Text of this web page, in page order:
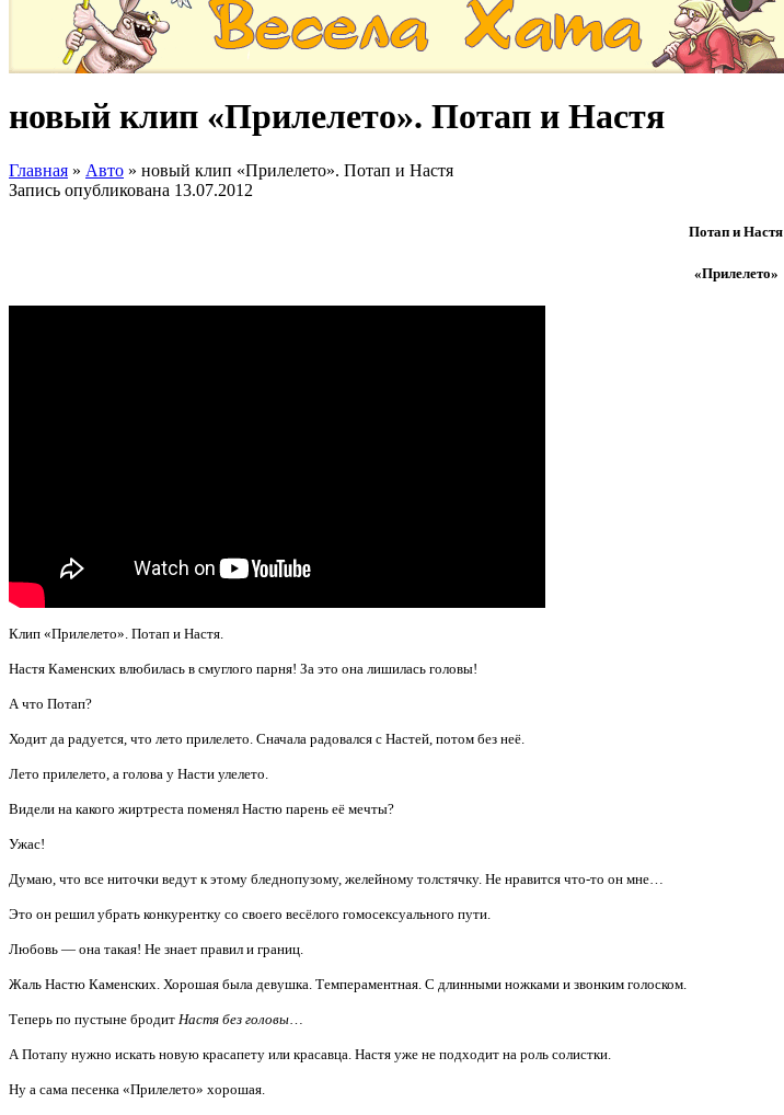
новый клип «Прилелето». Потап и Настя
Главная » Авто » новый клип «Прилелето». Потап и Настя
Запись опубликована 13.07.2012
Потап и Настя
«Прилелето»
Клип «Прилелето». Потап и Настя.
Настя Каменских влюбилась в смуглого парня! За это она лишилась головы!
А что Потап?
Ходит да радуется, что лето прилелето. Сначала радовался с Настей, потом без неё.
Лето прилелето, а голова у Насти улелето.
Видели на какого жиртреста поменял Настю парень её мечты?
Ужас!
Думаю, что все ниточки ведут к этому бледнопузому, желейному толстячку. Не нравится что-то он мне…
Это он решил убрать конкурентку со своего весёлого гомосексуального пути.
Любовь — она такая! Не знает правил и границ.
Жаль Настю Каменских. Хорошая была девушка. Темпераментная. С длинными ножками и звонким голоском.
Теперь по пустыне бродит Настя без головы…
А Потапу нужно искать новую красапету или красавца. Настя уже не подходит на роль солистки.
Ну а сама песенка «Прилелето» хорошая.